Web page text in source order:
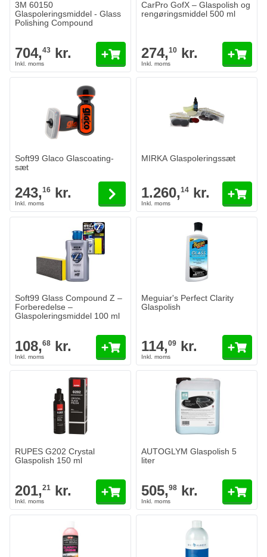
3M 60150
Glaspoleringsmiddel - Glass
Polishing Compound
704,43 kr.
CarPro GofX – Glaspolish og
rengøringsmiddel 500 ml
274,10 kr.
Soft99 Glaco Glascoating-
sæt
The price depends on the options chosen on the product page
243,16 kr.
Diameter
kr.
MIRKA Glaspoleringssæt
1.260,14 kr.
Soft99 Glass Compound Z –
Forberedelse –
Glaspoleringsmiddel 100 ml
108,68 kr.
Meguiar's Perfect Clarity
Glaspolish
114,09 kr.
RUPES G202 Crystal
Glaspolish 150 ml
201,21 kr.
AUTOGLYM Glaspolish 5
liter
505,98 kr.